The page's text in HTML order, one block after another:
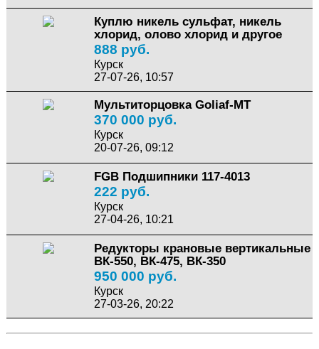
Куплю никель сульфат, никель
хлорид, олово хлорид и другое
888 руб.
Курск
27-07-26, 10:57
Мультиторцовка Goliaf-MT
370 000 руб.
Курск
20-07-26, 09:12
FGB Подшипники 117-4013
222 руб.
Курск
27-04-26, 10:21
Редукторы крановые вертикальные
ВК-550, ВК-475, ВК-350
950 000 руб.
Курск
27-03-26, 20:22